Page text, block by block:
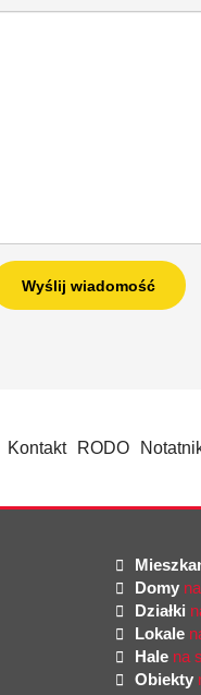
Kontakt RODO
Domy
Działki
Lokale
Hale na
Obiekty